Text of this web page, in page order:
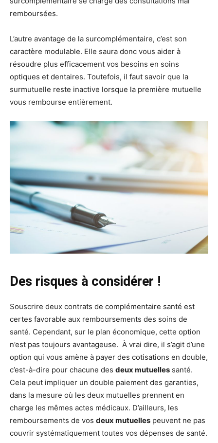
remboursées.
L’autre avantage de la surcomplémentaire, c’est son
caractère modulable. Elle saura donc vous aider à
résoudre plus efficacement vos besoins en soins
optiques et dentaires. Toutefois, il faut savoir que la
surmutuelle reste inactive lorsque la première mutuelle
vous rembourse entièrement.
Des risques à considérer !
Souscrire deux contrats de complémentaire santé est
certes favorable aux remboursements des soins de
santé. Cependant, sur le plan économique, cette option
n’est pas toujours avantageuse. À vrai dire, il s’agit d’une
option qui vous amène à payer des cotisations en double,
c’est-à-dire pour chacune des deux mutuelles santé.
Cela peut impliquer un double paiement des garanties,
dans la mesure où les deux mutuelles prennent en
charge les mêmes actes médicaux. D’ailleurs, les
remboursements de vos deux mutuelles peuvent ne pas
couvrir systématiquement toutes vos dépenses de santé.